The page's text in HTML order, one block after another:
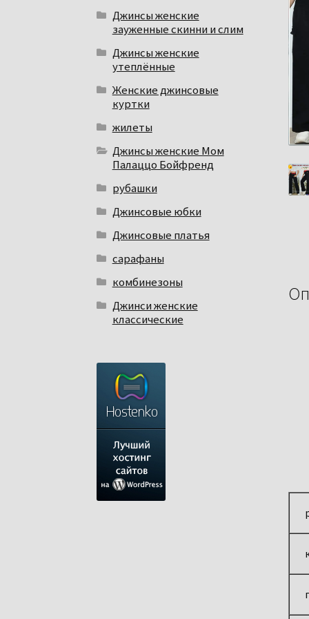
Джинсы женские
зауженные скинни и слим
Джинсы женские
утеплённые
Женские джинсовые
куртки
жилеты
Джинсы женские Мом
Палаццо Бойфренд
рубашки
Джинсовые юбки
Джинсовые платья
сарафаны
комбинезоны
Джинси женские
классические